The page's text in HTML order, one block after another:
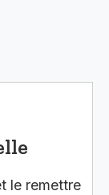
le remettre